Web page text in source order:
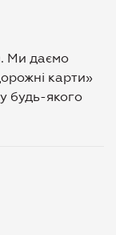
Ми даємо
карти»
будь-якого